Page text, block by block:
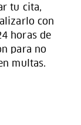
tu cita,
con
horas de
para no
multas.